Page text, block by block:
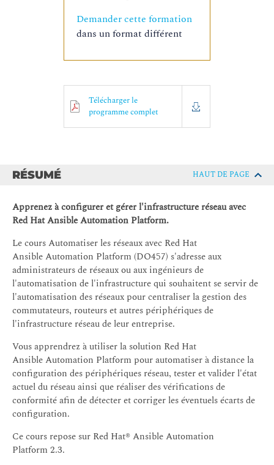
Demander cette formation
dans un format différent
Télécharger le
programme complet
RÉSUMÉ HAUT DE PAGE
Apprenez à configurer et gérer l'infrastructure réseau avec
Red Hat Ansible Automation Platform.
Le cours Automatiser les réseaux avec Red Hat
Ansible Automation Platform (DO457) s'adresse aux
administrateurs de réseaux ou aux ingénieurs de
l'automatisation de l'infrastructure qui souhaitent se servir de
l'automatisation des réseaux pour centraliser la gestion des
commutateurs, routeurs et autres périphériques de
l'infrastructure réseau de leur entreprise.
Vous apprendrez à utiliser la solution Red Hat
Ansible Automation Platform pour automatiser à distance la
configuration des périphériques réseau, tester et valider l'état
actuel du réseau ainsi que réaliser des vérifications de
conformité afin de détecter et corriger les éventuels écarts de
configuration.
Ce cours repose sur Red Hat® Ansible Automation
Platform 2.3.